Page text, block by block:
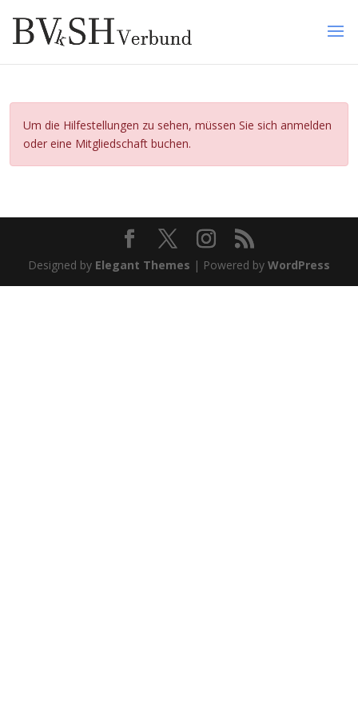
Um die Hilfestellungen zu sehen, müssen Sie sich anmelden
oder eine Mitgliedschaft buchen.
Designed by Elegant Themes | Powered by WordPress